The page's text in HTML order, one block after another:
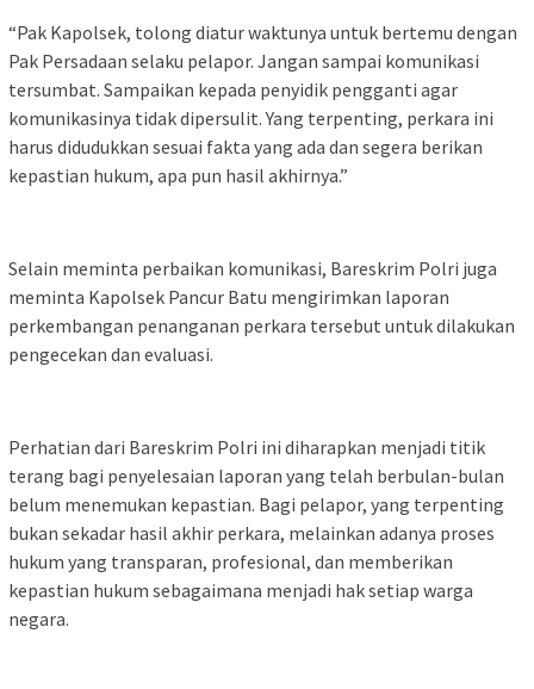
“Pak Kapolsek, tolong diatur waktunya untuk bertemu dengan
Pak Persadaan selaku pelapor. Jangan sampai komunikasi
tersumbat. Sampaikan kepada penyidik pengganti agar
komunikasinya tidak dipersulit. Yang terpenting, perkara ini
harus didudukkan sesuai fakta yang ada dan segera berikan
kepastian hukum, apa pun hasil akhirnya.”
Selain meminta perbaikan komunikasi, Bareskrim Polri juga
meminta Kapolsek Pancur Batu mengirimkan laporan
perkembangan penanganan perkara tersebut untuk dilakukan
pengecekan dan evaluasi.
Perhatian dari Bareskrim Polri ini diharapkan menjadi titik
terang bagi penyelesaian laporan yang telah berbulan-bulan
belum menemukan kepastian. Bagi pelapor, yang terpenting
bukan sekadar hasil akhir perkara, melainkan adanya proses
hukum yang transparan, profesional, dan memberikan
kepastian hukum sebagaimana menjadi hak setiap warga
negara.